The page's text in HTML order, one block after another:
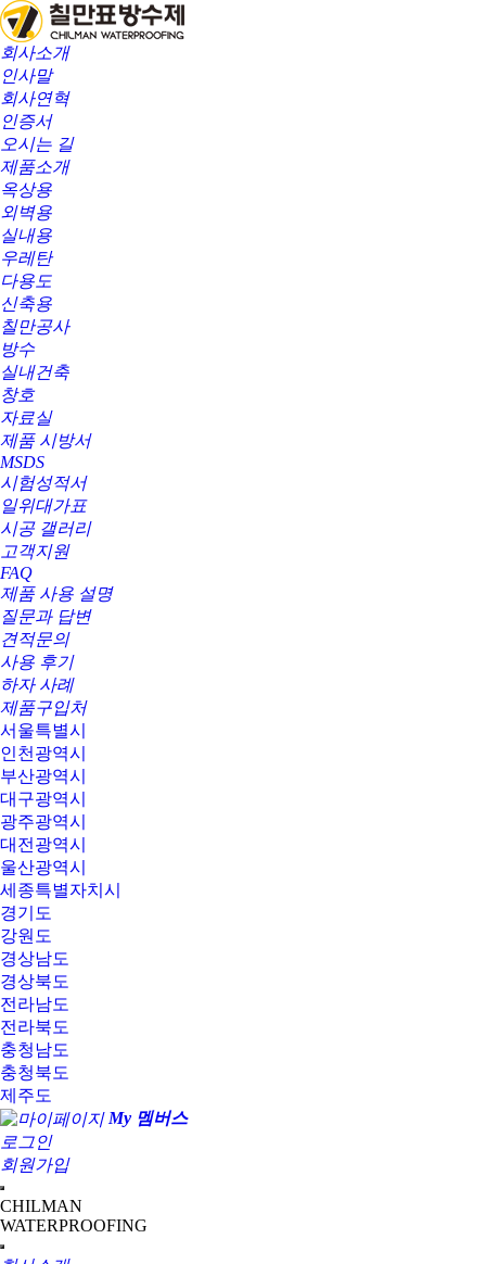
회사소개
인사말
회사연혁
인증서
오시는 길
제품소개
옥상용
외벽용
실내용
우레탄
다용도
신축용
칠만공사
방수
실내건축
창호
자료실
제품 시방서
MSDS
시험성적서
일위대가표
시공 갤러리
고객지원
FAQ
제품 사용 설명
질문과 답변
견적문의
사용 후기
하자 사례
제품구입처
서울특별시
인천광역시
부산광역시
대구광역시
광주광역시
대전광역시
울산광역시
세종특별자치시
경기도
강원도
경상남도
경상북도
전라남도
전라북도
충청남도
충청북도
제주도
My 멤버스
로그인
회원가입
CHILMAN
WATERPROOFING